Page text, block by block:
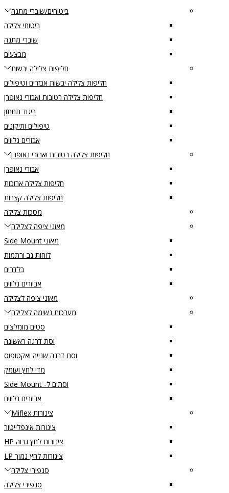
ביטוחים/שוברי מתנה
ביטוחי צלילה
שוברי מתנה
מבצעים
חליפות צלילה יבשות
חליפות צלילה יבשות אבזרים וטיפולים
חליפות צלילה רטובות ואבזרי נאופרן
ביגוד תחתון
טיפולים ותיקונים
אבזרים נלווים
חליפות צלילה רטובות ואבזרי נאופרן
אבזרי נאופרן
חליפות צלילה ארוכות
חליפות צלילה קצרות
מסכות צלילה
מאזני ציפה לצלילה
מאזני Side Mount
לוחות גב ורתמות
בלדרים
אביזרים נלווים
מאזני ציפה לצלילה
מערכות נשימה לצלילה
סטים מומלצים
וסת דרגה ראשונה
וסת דרגה שנייה ואקטופוס
מדי לחץ ועומק
וסתים ל- Side Mount
אביזרים נלווים
צינורות Miflex
צינורות אינפלייטור
צינורות לחץ גבוה HP
צינורות לחץ נמוך LP
סנפירי צלילה
סנפירי צלילה